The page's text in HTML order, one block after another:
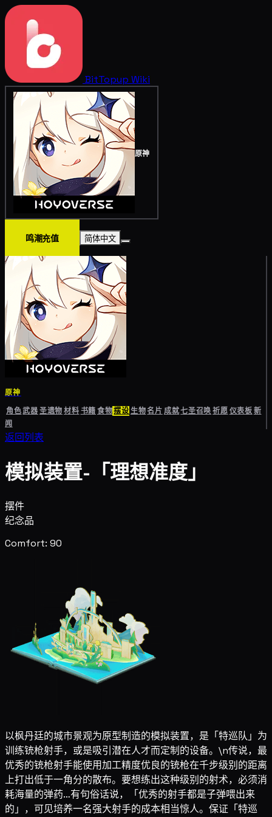
BitTopup Wiki
原神
鸣潮充值 简体中文
原神
角色武器圣遗物材料书籍食物摆设生物名片成就七圣召唤祈愿仪表板新
闻
返回列表
模拟装置-「理想准度」
摆件
纪念品
Comfort: 90
以枫丹廷的城市景观为原型制造的模拟装置，是「特巡队」为
训练铳枪射手，或是吸引潜在人才而定制的设备。\n传说，最
优秀的铳枪射手能使用加工精度优良的铳枪在千步级别的距离
上打出低于一角分的散布。要想练出这种级别的射术，必须消
耗海量的弹药…有句俗话说，「优秀的射手都是子弹喂出来
的」，可见培养一名强大射手的成本相当惊人。保证「特巡